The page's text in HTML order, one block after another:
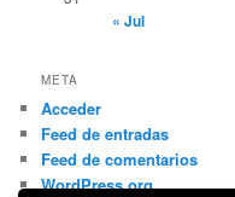
« Jul
META
Acceder
Feed de entradas
Feed de comentarios
WordPress.org